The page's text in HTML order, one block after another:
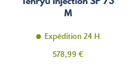
M
Expédition 24 H
Prix
578,99 €